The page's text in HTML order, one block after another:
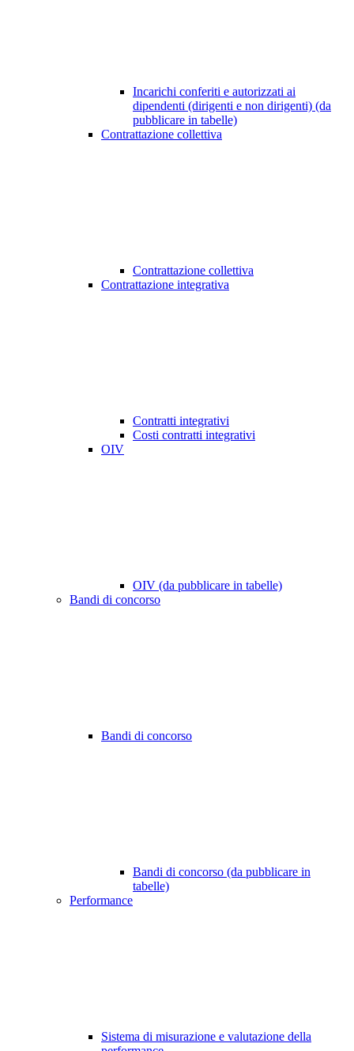
Incarichi conferiti e autorizzati ai
dipendenti (dirigenti e non dirigenti) (da
pubblicare in tabelle)
Contrattazione collettiva
Contrattazione collettiva
Contrattazione integrativa
Contratti integrativi
Costi contratti integrativi
OIV
OIV (da pubblicare in tabelle)
Bandi di concorso
Bandi di concorso
Bandi di concorso (da pubblicare in
tabelle)
Performance
Sistema di misurazione e valutazione della